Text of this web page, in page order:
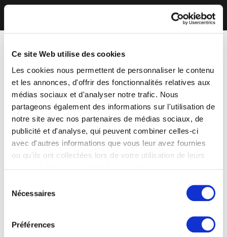
Ce site Web utilise des cookies
Les cookies nous permettent de personnaliser le contenu
et les annonces, d'offrir des fonctionnalités relatives aux
médias sociaux et d'analyser notre trafic. Nous
partageons également des informations sur l'utilisation de
notre site avec nos partenaires de médias sociaux, de
publicité et d'analyse, qui peuvent combiner celles-ci
avec d'autres informations que vous leur avez fournies
ou qu'ils ont collectées lors de votre utilisation de leurs
Nécessaires
Préférences